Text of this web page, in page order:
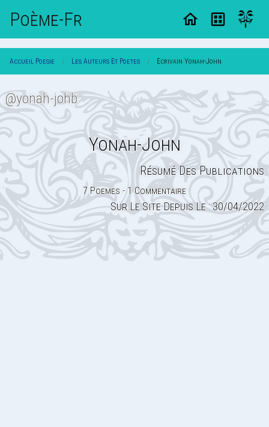
Poème-Fr
Accueil Poesie Les Auteurs Et Poetes Ecrivain Yonah-John
Yonah-John
@yonah-johb
Résumé Des Publications
7 Poemes - 1 Commentaire
Sur Le Site Depuis Le : 30/04/2022